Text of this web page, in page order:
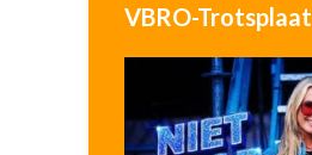
VBRO-Trotsplaat